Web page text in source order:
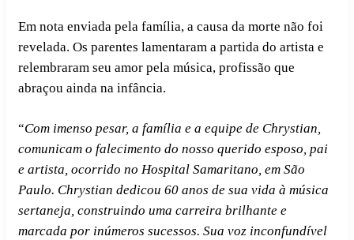
Em nota enviada pela família, a causa da morte não foi
revelada. Os parentes lamentaram a partida do artista e
relembraram seu amor pela música, profissão que
abraçou ainda na infância.
“Com imenso pesar, a família e a equipe de Chrystian,
comunicam o falecimento do nosso querido esposo, pai
e artista, ocorrido no Hospital Samaritano, em São
Paulo. Chrystian dedicou 60 anos de sua vida à música
sertaneja, construindo uma carreira brilhante e
marcada por inúmeros sucessos. Sua voz inconfundível